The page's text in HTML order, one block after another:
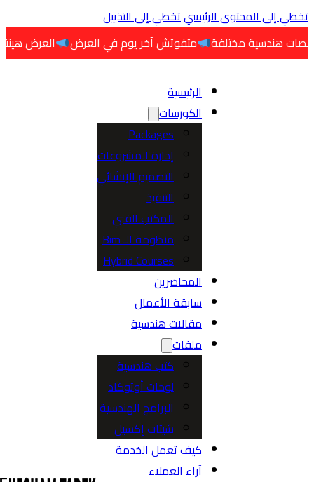
إلى المحتوى الرئيسيتخطي إلى التذييل
متفوتش آخر يوم في العرض
العرض هينتهي اليوم
الرئيسية
الكورسات
Packages
إدارة المشروعات
التصميم الإنشائي
التنفيذ
المكتب الفني
منظومة الـ Bim
Hybrid Courses
المحاضرين
سابقة الأعمال
مقالات هندسية
ملفات
كتب هندسية
لوحات أوتوكاد
البرامج الهندسية
شيتات إكسيل
كيف تعمل الخدمة
آراء العملاء